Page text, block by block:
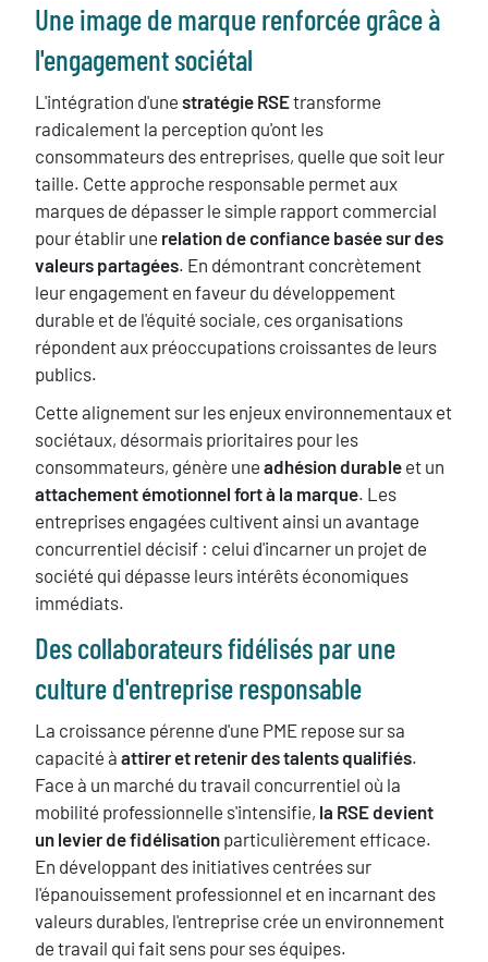
Une image de marque renforcée grâce à
l'engagement sociétal
L'intégration d'une stratégie RSEtransforme
radicalement la perception qu'ont les
consommateurs des entreprises, quelle que soit leur
taille. Cette approche responsable permet aux
marques de dépasser le simple rapport commercial
pour établir une relation de confiance basée sur des
valeurs partagées. En démontrant concrètement
leur engagement en faveur du développement
durable et de l'équité sociale, ces organisations
répondent aux préoccupations croissantes de leurs
publics.
Cette alignement sur les enjeux environnementaux et
sociétaux, désormais prioritaires pour les
consommateurs, génère une adhésion durable et un
attachement émotionnel fort à la marque. Les
entreprises engagées cultivent ainsi un avantage
concurrentiel décisif : celui d'incarner un projet de
société qui dépasse leurs intérêts économiques
immédiats.
​Des collaborateurs fidélisés par une
culture d'entreprise responsable
La croissance pérenne d'une PME repose sur sa
capacité à attirer et retenir des talents qualifiés.
Face à un marché du travail concurrentiel où la
mobilité professionnelle s'intensifie, la RSE devient
un levier de fidélisation particulièrement efficace.
En développant des initiatives centrées sur
l'épanouissement professionnel et en incarnant des
valeurs durables, l'entreprise crée un environnement
de travail qui fait sens pour ses équipes.